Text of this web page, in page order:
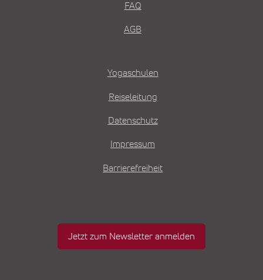
FAQ
AGB
Yogaschulen
Reiseleitung
Datenschutz
Impressum
Barrierefreiheit
Jetzt zum Newsletter anmelden